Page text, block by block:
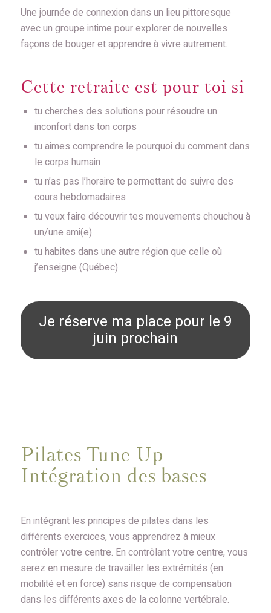
Une journée de connexion dans un lieu pittoresque
avec un groupe intime pour explorer de nouvelles
façons de bouger et apprendre à vivre autrement.
Cette retraite est pour toi si
tu cherches des solutions pour résoudre un
inconfort dans ton corps
tu aimes comprendre le pourquoi du comment dans
le corps humain
tu n’as pas l’horaire te permettant de suivre des
cours hebdomadaires
tu veux faire découvrir tes mouvements chouchou à
un/une ami(e)
tu habites dans une autre région que celle où
j’enseigne (Québec)
Je réserve ma place pour le 9
juin prochain
Pilates Tune Up –
Intégration des bases
En intégrant les principes de pilates dans les
différents exercices, vous apprendrez à mieux
contrôler votre centre. En contrôlant votre centre, vous
serez en mesure de travailler les extrémités (en
mobilité et en force) sans risque de compensation
dans les différents axes de la colonne vertébrale.